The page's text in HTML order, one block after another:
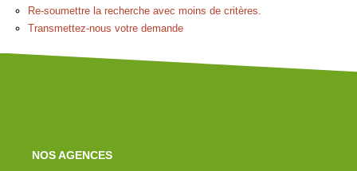
Notre Équipe
Re-soumettre la recherche avec moins de critères.
Transmettez-nous votre demande
NOS AGENCES